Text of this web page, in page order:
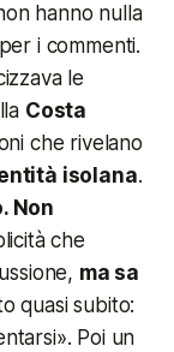
hanno nulla
i commenti.
le
Costa
che rivelano
isolana.
Non
che
ma sa
quasi subito:
Poi un